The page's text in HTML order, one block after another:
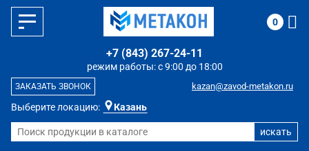
Выберите локацию: Казань
режим работы: с 9:00 до 18:00
+7 (843) 267-24-11
kazan@zavod-metakon.ru
ЗАКАЗАТЬ ЗВОНОК
0